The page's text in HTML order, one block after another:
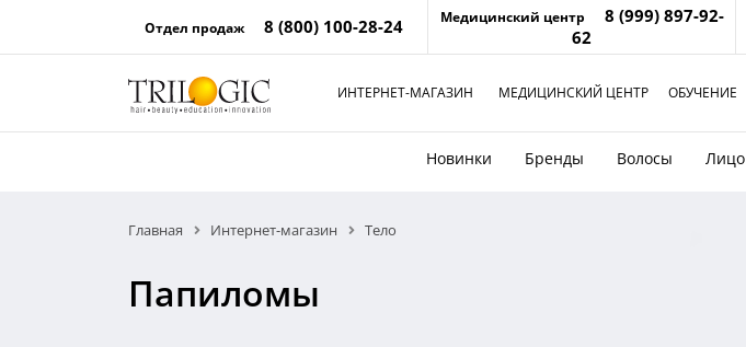
Отдел продаж 8 (800) 100-28-24 Медицинский центр
8 (999) 897-92-
62
ИНТЕРНЕТ-МАГАЗИН МЕДИЦИНСКИЙ ЦЕНТР ОБУЧЕНИЕ
Новинки Бренды Волосы Лицо
Главная Интернет-магазин Тело
Папиломы